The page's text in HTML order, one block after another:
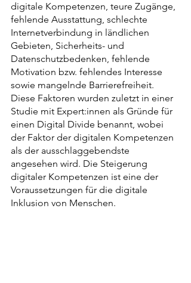
digitale Kompetenzen, teure Zugänge,
fehlende Ausstattung, schlechte
Internetverbindung in ländlichen
Gebieten, Sicherheits- und
Datenschutzbedenken, fehlende
Motivation bzw. fehlendes Interesse
sowie mangelnde Barrierefreiheit.
Diese Faktoren wurden zuletzt in einer
Studie mit Expert:innen als Gründe für
einen Digital Divide benannt, wobei
der Faktor der digitalen Kompetenzen
als der ausschlaggebendste
angesehen wird. Die Steigerung
digitaler Kompetenzen ist eine der
Voraussetzungen für die digitale
Inklusion von Menschen.